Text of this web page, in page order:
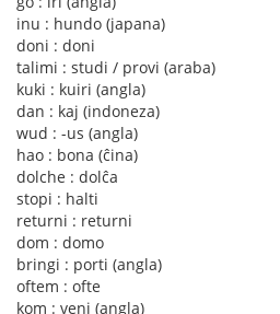
inu : hundo (japana)
doni : doni
talimi : studi / provi (araba)
kuki : kuiri (angla)
dan : kaj (indoneza)
wud : -us (angla)
hao : bona (ĉina)
dolche : dolĉa
stopi : halti
returni : returni
dom : domo
bringi : porti (angla)
oftem : ofte
kom : veni (angla)